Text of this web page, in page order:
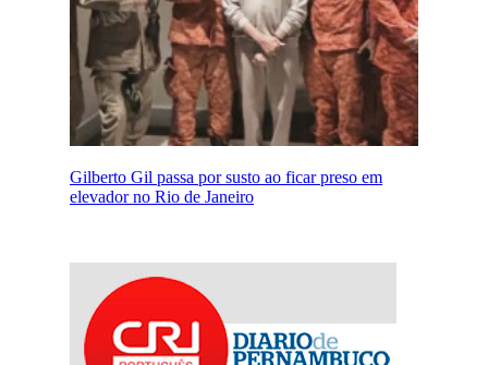
Gilberto Gil passa por susto ao ficar preso em
elevador no Rio de Janeiro